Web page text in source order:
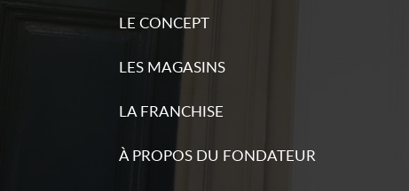
LE CONCEPT
LES MAGASINS
LA FRANCHISE
À PROPOS DU FONDATEUR